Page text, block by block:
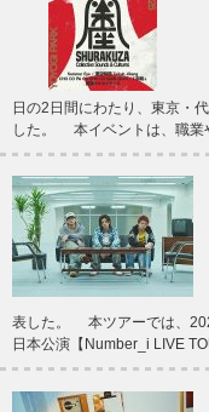
日の2日間にわたり、東京・
した。 本イベントは、職業
表した。 本ツアーでは、
日本公演【Number_i LIVE